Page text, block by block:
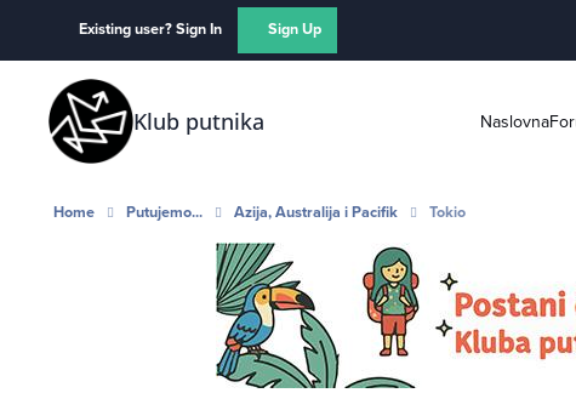
Existing user? Sign In Sign Up
Klub putnika Naslovna
Home Putujemo... Azija, Australija i Pacifik Tokio